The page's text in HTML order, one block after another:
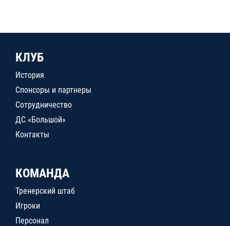
КЛУБ
История
Спонсоры и партнеры
Сотрудничество
ДС «Большой»
Контакты
КОМАНДА
Тренерский штаб
Игроки
Персонал